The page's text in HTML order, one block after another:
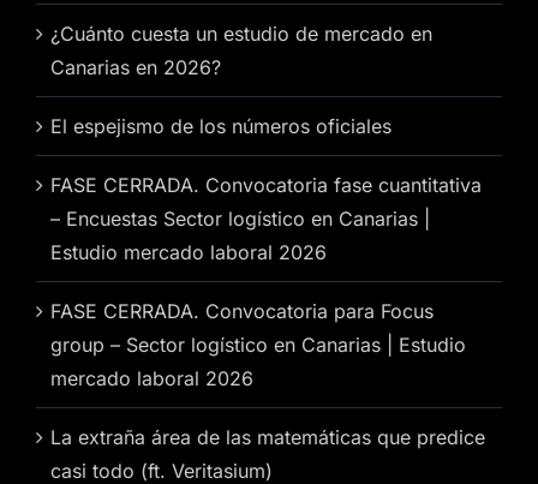
¿Cuánto cuesta un estudio de mercado en
Canarias en 2026?
El espejismo de los números oficiales
FASE CERRADA. Convocatoria fase cuantitativa
– Encuestas Sector logístico en Canarias |
Estudio mercado laboral 2026
FASE CERRADA. Convocatoria para Focus
group – Sector logístico en Canarias | Estudio
mercado laboral 2026
La extraña área de las matemáticas que predice
casi todo (ft. Veritasium)